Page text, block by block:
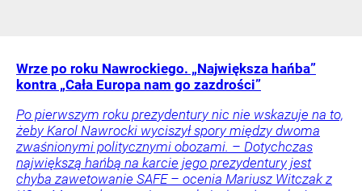
Wrze po roku Nawrockiego. „Największa hańba”
kontra „Cała Europa nam go zazdrości”
Po pierwszym roku prezydentury nic nie wskazuje na to,
żeby Karol Nawrocki wyciszył spory między dwoma
zwaśnionymi politycznymi obozami. – Dotychczas
największą hańbą na karcie jego prezydentury jest
chyba zawetowanie SAFE – ocenia Mariusz Witczak z